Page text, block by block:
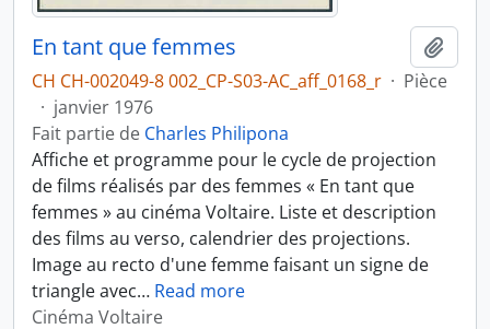
En tant que femmes
CH CH-002049-8 002_CP-S03-AC_aff_0168_r · Pièce
· janvier 1976
Fait partie de Charles Philipona
Affiche et programme pour le cycle de projection
de films réalisés par des femmes « En tant que
femmes » au cinéma Voltaire. Liste et description
des films au verso, calendrier des projections.
Image au recto d'une femme faisant un signe de
triangle avec… Read more
Cinéma Voltaire